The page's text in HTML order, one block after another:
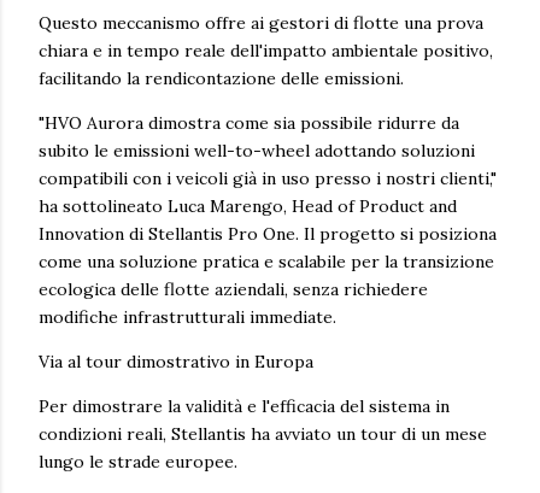
Questo meccanismo offre ai gestori di flotte una prova
chiara e in tempo reale dell'impatto ambientale positivo,
facilitando la rendicontazione delle emissioni.
"HVO Aurora dimostra come sia possibile ridurre da
subito le emissioni well-to-wheel adottando soluzioni
compatibili con i veicoli già in uso presso i nostri clienti,"
ha sottolineato Luca Marengo, Head of Product and
Innovation di Stellantis Pro One. Il progetto si posiziona
come una soluzione pratica e scalabile per la transizione
ecologica delle flotte aziendali, senza richiedere
modifiche infrastrutturali immediate.
Via al tour dimostrativo in Europa
Per dimostrare la validità e l'efficacia del sistema in
condizioni reali, Stellantis ha avviato un tour di un mese
lungo le strade europee.